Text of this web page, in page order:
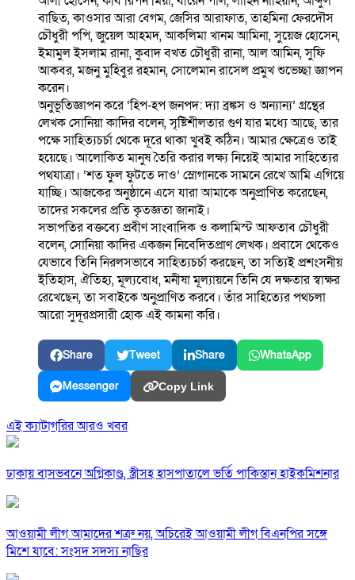
বাছিত, কাওসার আরা বেগম, জেসির আরাফাত, তাহমিনা ফেরদৌস
চৌধুরী পপি, জুয়েল আহমদ, আকলিমা খানম আমিনা, সুয়েজ হোসেন,
ইমামুল ইসলাম রানা, কুবাদ বখত চৌধুরী রানা, আল আমিন, সুফি
আকবর, মজনু মুহিবুর রহমান, সোলেমান রাসেল প্রমুখ শুভেচ্ছা জ্ঞাপন
করেন।
অনুভূতিজ্ঞাপন করে ‘হিপ-হপ জনপদ: দ্যা ব্রঙ্কস ও অন্যান্য’ গ্রন্থের
লেখক সোনিয়া কাদির বলেন, সৃষ্টিশীলতার গুণ যার মধ্যে আছে, তার
পক্ষে সাহিত্যচর্চা থেকে দূরে থাকা খুবই কঠিন। আমার ক্ষেত্রেও তাই
হয়েছে। আলোকিত মানুষ তৈরি করার লক্ষ্য নিয়েই আমার সাহিত্যের
পথযাত্রা। ‘শত ফুল ফুটতে দাও’ স্লোগানকে সামনে রেখে আমি এগিয়ে
যাচ্ছি। আজকের অনুষ্ঠানে এসে যারা আমাকে অনুপ্রাণিত করেছেন,
তাদের সকলের প্রতি কৃতজ্ঞতা জানাই।
সভাপতির বক্তব্যে প্রবীণ সাংবাদিক ও কলামিস্ট আফতাব চৌধুরী
বলেন, সোনিয়া কাদির একজন নিবেদিতপ্রাণ লেখক। প্রবাসে থেকেও
যেভাবে তিনি নিরলসভাবে সাহিত্যচর্চা করছেন, তা সত্যিই প্রশংসনীয়
ইতিহাস, ঐতিহ্য, মূল্যবোধ, মনীষা মূল্যায়নে তিনি যে দক্ষতার স্বাক্ষর
রেখেছেন, তা সবাইকে অনুপ্রাণিত করবে। তাঁর সাহিত্যের পথচলা
আরো সুদূরপ্রসারী হোক এই কামনা করি।
Share Tweet Share WhatsApp
Messenger Copy Link
এই ক্যাটাগরির আরও খবর
ঢাকায় বাসভবনে অগ্নিকাণ্ড, স্ত্রীসহ হাসপাতালে ভর্তি পাকিস্তান হাইকমিশনার
আওয়ামী লীগ আমাদের শত্রু নয়, অচিরেই আওয়ামী লীগ বিএনপির সঙ্গে
মিশে যাবে: সংসদ সদস্য নাছির